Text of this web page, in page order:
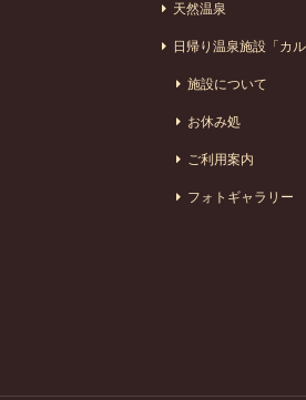
天然温泉
日帰り温泉施設「カル
施設について
お休み処
ご利用案内
フォトギャラリー